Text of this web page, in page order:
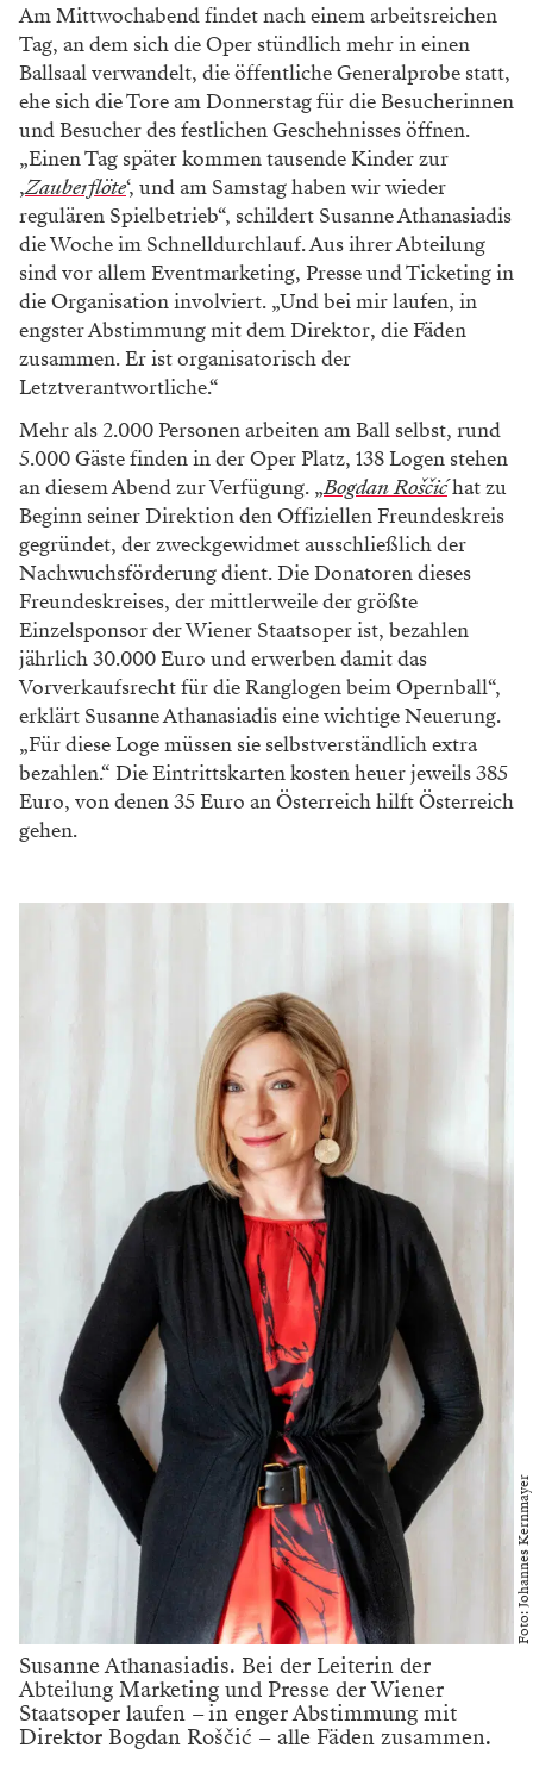
Am Mittwochabend findet nach einem arbeitsreichen
Tag, an dem sich die Oper stündlich mehr in einen
Ballsaal verwandelt, die öffentliche Generalprobe statt,
ehe sich die Tore am Donnerstag für die Besucherinnen
und Besucher des festlichen Geschehnisses öffnen.
„Einen Tag später kommen tausende Kinder zur
‚Zauberflöte‘, und am Samstag haben wir wieder
regulären Spielbetrieb“, schildert Susanne Athanasiadis
die Woche im Schnelldurchlauf. Aus ihrer Abteilung
sind vor allem Eventmarketing, Presse und Ticketing in
die Organisation involviert. „Und bei mir laufen, in
engster Abstimmung mit dem Direktor, die Fäden
zusammen. Er ist organisatorisch der
Letztverantwortliche.“
Mehr als 2.000 Personen arbeiten am Ball selbst, rund
5.000 Gäste finden in der Oper Platz, 138 Logen stehen
an diesem Abend zur Verfügung. „Bogdan Roščićhat zu
Beginn seiner Direktion den Offiziellen Freundeskreis
gegründet, der zweckgewidmet ausschließlich der
Nachwuchsförderung dient. Die Donatoren dieses
Freundeskreises, der mittlerweile der größte
Einzelsponsor der Wiener Staatsoper ist, bezahlen
jährlich 30.000 Euro und erwerben damit das
Vorverkaufsrecht für die Ranglogen beim Opernball“,
erklärt Susanne Athanasiadis eine wichtige Neuerung.
„Für diese Loge müssen sie selbstverständlich extra
bezahlen.“ Die Eintrittskarten kosten heuer jeweils 385
Euro, von denen 35 Euro an Österreich hilft Österreich
gehen.
Foto: Johannes Kernmayer
Susanne Athanasiadis. Bei der Leiterin der
Abteilung Marketing und Presse der Wiener
Staatsoper laufen – in enger Abstimmung mit
Direktor Bogdan Roščić – alle Fäden zusammen.